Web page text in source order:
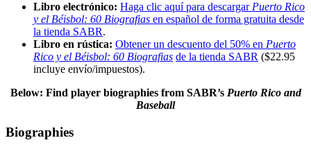
Libro electrónico: Haga clic aquí para descargar Puerto Rico
y el Béisbol: 60 Biografias en español de forma gratuita desde
la tienda SABR.
Libro en rústica: Obtener un descuento del 50% en Puerto
Rico y el Béisbol: 60 Biografias de la tienda SABR ($22.95
incluye envío/impuestos).
Below: Find player biographies from SABR’s Puerto Rico and
Baseball
Biographies